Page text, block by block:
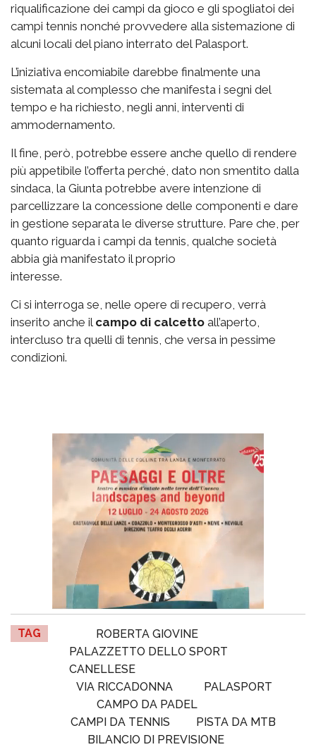
riqualificazione dei campi da gioco e gli spogliatoi dei
campi tennis nonché provvedere alla sistemazione di
alcuni locali del piano interrato del Palasport.
L’iniziativa encomiabile darebbe finalmente una
sistemata al complesso che manifesta i segni del
tempo e ha richiesto, negli anni, interventi di
ammodernamento.
Il fine, però, potrebbe essere anche quello di rendere
più appetibile l’offerta perché, dato non smentito dalla
sindaca, la Giunta potrebbe avere intenzione di
parcellizzare la concessione delle componenti e dare
in gestione separata le diverse strutture. Pare che, per
quanto riguarda i campi da tennis, qualche società
abbia già manifestato il proprio
interesse.
Ci si interroga se, nelle opere di recupero, verrà
inserito anche il campo di calcetto all’aperto,
intercluso tra quelli di tennis, che versa in pessime
condizioni.
TAG
ROBERTA GIOVINE
PALAZZETTO DELLO SPORT
CANELLESE
VIA RICCADONNA
PALASPORT
CAMPO DA PADEL
CAMPI DA TENNIS
PISTA DA MTB
BILANCIO DI PREVISIONE